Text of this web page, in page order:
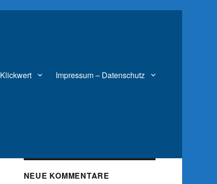
Klickwert Impressum – Datenschutz
NEUE KOMMENTARE